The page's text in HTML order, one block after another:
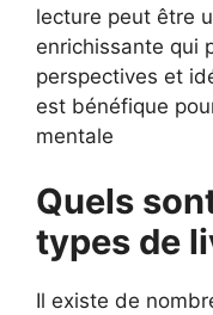
lecture peut être
enrichissante qui
perspectives et
est bénéfique
mentale
Quels
types de
Il existe de